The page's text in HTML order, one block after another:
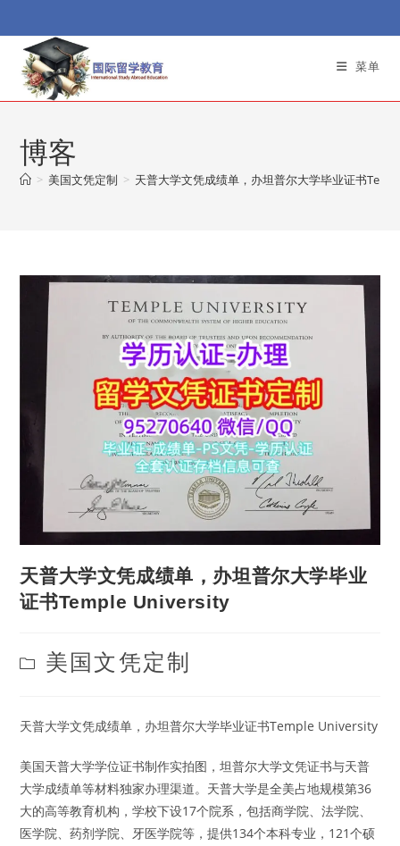
to
content
菜单
博客
> 美国文凭定制 > 天普大学文凭成绩单，办坦普尔大学毕业证书
天普大学文凭成绩单，办坦普尔大学毕业
证书Temple University
Post
category:
美国文凭定制
天普大学文凭成绩单，办坦普尔大学毕业证书Temple University
美国天普大学学位证书制作实拍图，坦普尔大学文凭证书与天普
大学成绩单等材料独家办理渠道。天普大学是全美占地规模第36
大的高等教育机构，学校下设17个院系，包括商学院、法学院、
医学院、药剂学院、牙医学院等，提供134个本科专业，121个硕